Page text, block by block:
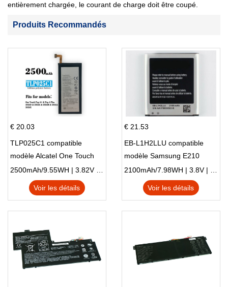
entièrement chargée, le courant de charge doit être coupé.
Produits Recommandés
€ 20.03
TLP025C1 compatible
modèle Alcatel One Touch
Pop 4 Plus OT-5056D
2500mAh/9.55WH | 3.82V | Li-ion ...
Voir les détails
€ 21.53
EB-L1H2LLU compatible
modèle Samsung E210
E210K i939
2100mAh/7.98WH | 3.8V | Li-ion ...
Voir les détails